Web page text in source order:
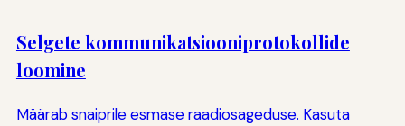
Selgete kommunikatsiooniprotokollide
loomine
Määrab snaiprile esmase raadiosageduse. Kasuta